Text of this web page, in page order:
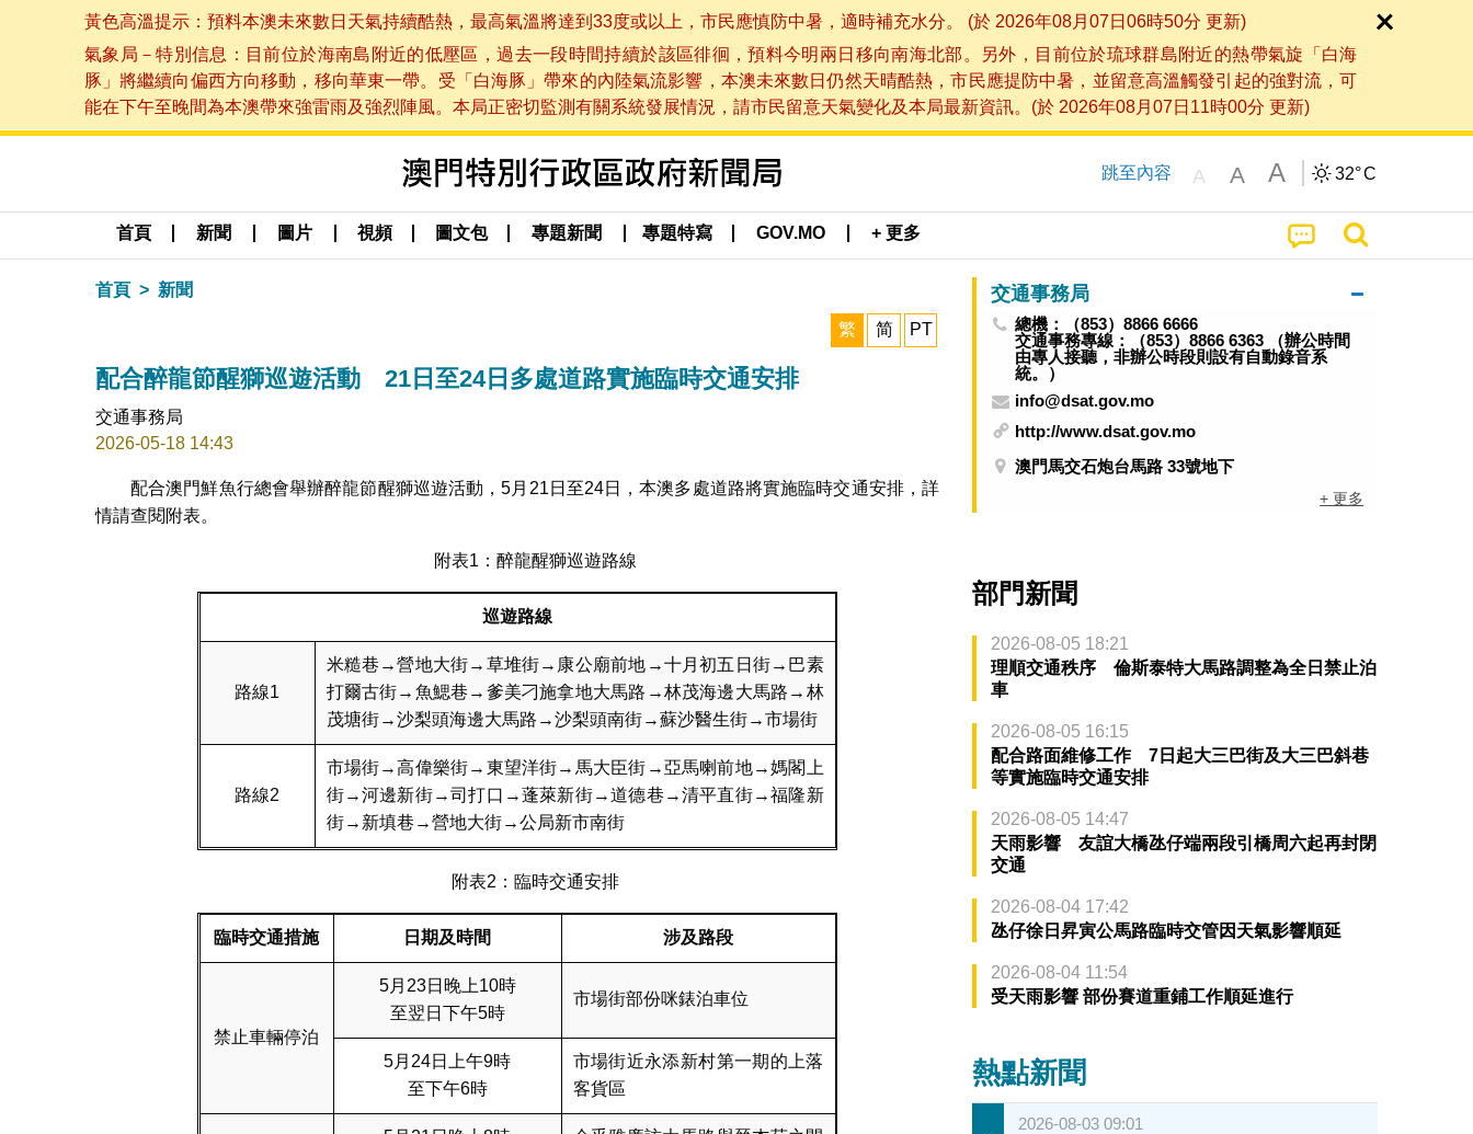
黃色高溫提示：預料本澳未來數日天氣持續酷熱，最高氣溫將達到33度或以上，市民應慎防中暑，適時補充水分。 (於 2026年08月07日06時50分 更新)
氣象局－特別信息：目前位於海南島附近的低壓區，過去一段時間持續於該區徘徊，預料今明兩日移向南海北部。另外，目前位於琉球群島附近的熱帶氣旋「白海
豚」將繼續向偏西方向移動，移向華東一帶。受「白海豚」帶來的內陸氣流影響，本澳未來數日仍然天晴酷熱，市民應提防中暑，並留意高溫觸發引起的強對流，可
能在下午至晚間為本澳帶來強雷雨及強烈陣風。本局正密切監測有關系統發展情況，請市民留意天氣變化及本局最新資訊。(於 2026年08月07日11時00分 更新)
跳至內容 A A A 32°C
首頁 新聞 圖片 視頻 圖文包 專題新聞 專題特寫 GOV.MO + 更多
首頁 新聞
繁 简 PT
配合醉龍節醒獅巡遊活動 21日至24日多處道路實施臨時交通安排
交通事務局
2026-05-18 14:43
配合澳門鮮魚行總會舉辦醉龍節醒獅巡遊活動，5月21日至24日，本澳多處道路將實施臨時交通安排，詳
情請查閱附表。
附表1：醉龍醒獅巡遊路線
巡遊路線
路線1
米糙巷→營地大街→草堆街→康公廟前地→十月初五日街→巴素
打爾古街→魚鰓巷→爹美刁施拿地大馬路→林茂海邊大馬路→林
茂塘街→沙梨頭海邊大馬路→沙梨頭南街→蘇沙醫生街→市場街
路線2
市場街→高偉樂街→東望洋街→馬大臣街→亞馬喇前地→媽閣上
街→河邊新街→司打口→蓬萊新街→道德巷→清平直街→福隆新
街→新填巷→營地大街→公局新市南街
附表2：臨時交通安排
臨時交通措施 日期及時間 涉及路段
禁止車輛停泊
5月23日晚上10時
至翌日下午5時
市場街部份咪錶泊車位
5月24日上午9時
至下午6時
市場街近永添新村第一期的上落
客貨區
交通事務局
總機：（853）8866 6666
交通事務專線：（853）8866 6363 （辦公時間
由專人接聽，非辦公時段則設有自動錄音系
統。）
info@dsat.gov.mo
http://www.dsat.gov.mo
澳門馬交石炮台馬路 33號地下
+ 更多
部門新聞
2026-08-05 18:21
理順交通秩序 倫斯泰特大馬路調整為全日禁止泊
車
2026-08-05 16:15
配合路面維修工作 7日起大三巴街及大三巴斜巷
等實施臨時交通安排
2026-08-05 14:47
天雨影響 友誼大橋氹仔端兩段引橋周六起再封閉
交通
2026-08-04 17:42
氹仔徐日昇寅公馬路臨時交管因天氣影響順延
2026-08-04 11:54
受天雨影響 部份賽道重鋪工作順延進行
熱點新聞
2026-08-03 09:01